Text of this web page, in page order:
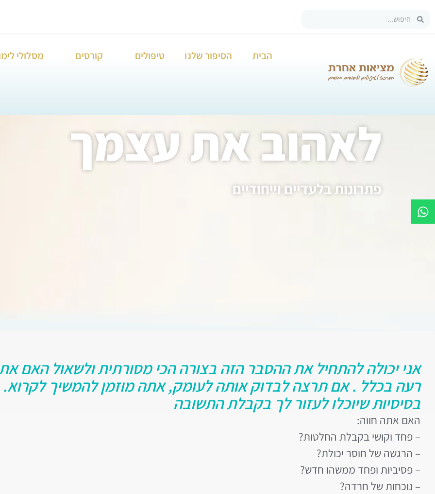
הבית הסיפור שלנו טיפולים קורסים מסלולי
לאהוב את עצמך
פתרונות בלעדיים וייחודיים
אני יכולה להתחיל את ההסבר הזה בצורה הכי מסורתית ולשאול
רעה בכלל . אם תרצה לבדוק אותה לעומק, אתה מוזמן להמשיך לקרוא.
בסיסיות שיוכלו לעזור לך בקבלת התשובה
האם אתה חווה:
– פחד וקושי בקבלת החלטות?
– הרגשה של חוסר יכולת?
– פסיביות ופחד ממשהו חדש?
– נוכחות של חרדה?